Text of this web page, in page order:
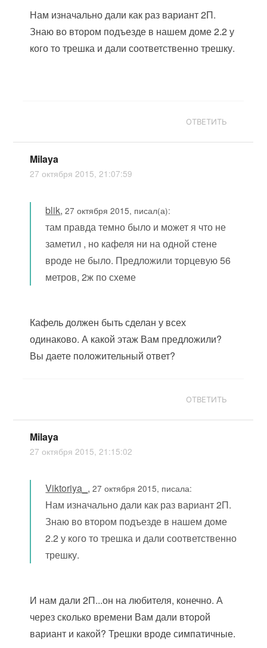
Нам изначально дали как раз вариант 2П.
Знаю во втором подъезде в нашем доме 2.2 у
кого то трешка и дали соответственно трешку.
ОТВЕТИТЬ
Milaya
27 октября 2015, 21:07:59
blik,27 октября 2015, писал(а):
там правда темно было и может я что не
заметил , но кафеля ни на одной стене
вроде не было. Предложили торцевую 56
метров, 2ж по схеме
Кафель должен быть сделан у всех
одинаково. А какой этаж Вам предложили?
Вы даете положительный ответ?
ОТВЕТИТЬ
Milaya
27 октября 2015, 21:15:02
Viktoriya_ ,27 октября 2015, писала:
Нам изначально дали как раз вариант 2П.
Знаю во втором подъезде в нашем доме
2.2 у кого то трешка и дали соответственно
трешку.
И нам дали 2П...он на любителя, конечно. А
через сколько времени Вам дали второй
вариант и какой? Трешки вроде симпатичные.